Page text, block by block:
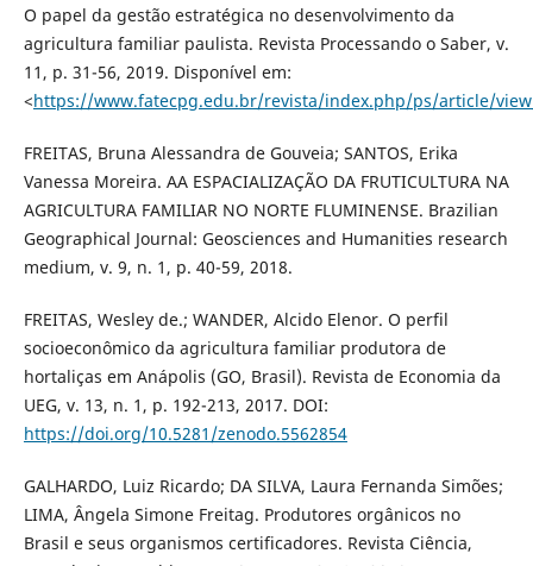
O papel da gestão estratégica no desenvolvimento da
agricultura familiar paulista. Revista Processando o Saber, v.
11, p. 31-56, 2019. Disponível em:
<https://www.fatecpg.edu.br/revista/index.php/ps/article/
FREITAS, Bruna Alessandra de Gouveia; SANTOS, Erika
Vanessa Moreira. AA ESPACIALIZAÇÃO DA FRUTICULTURA NA
AGRICULTURA FAMILIAR NO NORTE FLUMINENSE. Brazilian
Geographical Journal: Geosciences and Humanities research
medium, v. 9, n. 1, p. 40-59, 2018.
FREITAS, Wesley de.; WANDER, Alcido Elenor. O perfil
socioeconômico da agricultura familiar produtora de
hortaliças em Anápolis (GO, Brasil). Revista de Economia da
UEG, v. 13, n. 1, p. 192-213, 2017. DOI:
https://doi.org/10.5281/zenodo.5562854
GALHARDO, Luiz Ricardo; DA SILVA, Laura Fernanda Simões;
LIMA, Ângela Simone Freitag. Produtores orgânicos no
Brasil e seus organismos certificadores. Revista Ciência,